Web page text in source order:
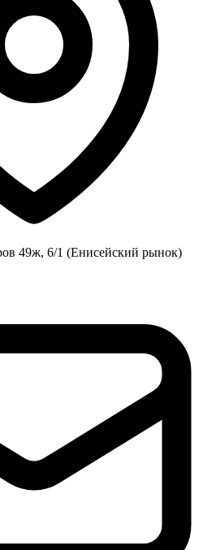
49ж, 6/1 (Енисейский рынок)